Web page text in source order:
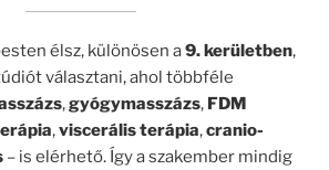
élsz, különösen a9. kerületben,
választani, ahol többféle
,gyógymasszázs, FDM
,viscerális terápia,cranio-
– is elérhető. Így a szakember mindig